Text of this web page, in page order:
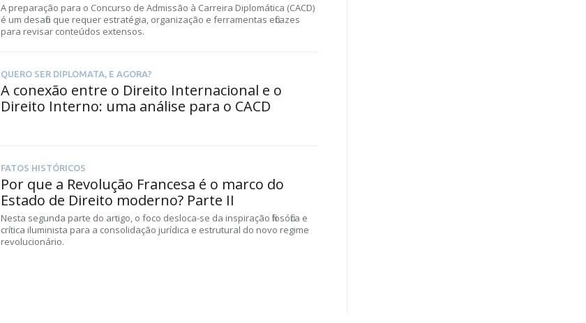
A preparação para o Concurso de Admissão à Carreira Diplomática (CACD)
é um desafio que requer estratégia, organização e ferramentas eficazes
para revisar conteúdos extensos.
QUERO SER DIPLOMATA, E AGORA?
A conexão entre o Direito Internacional e o
Direito Interno: uma análise para o CACD
FATOS HISTÓRICOS
Por que a Revolução Francesa é o marco do
Estado de Direito moderno? Parte II
Nesta segunda parte do artigo, o foco desloca-se da inspiração filosófica e
crítica iluminista para a consolidação jurídica e estrutural do novo regime
revolucionário.